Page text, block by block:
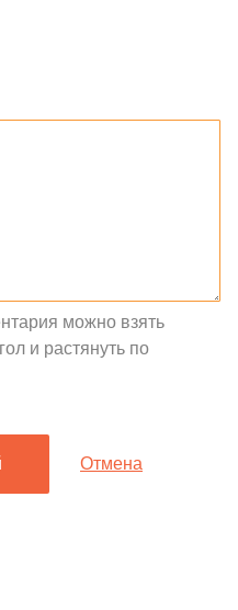
можно взять
и растянуть по
Отмена